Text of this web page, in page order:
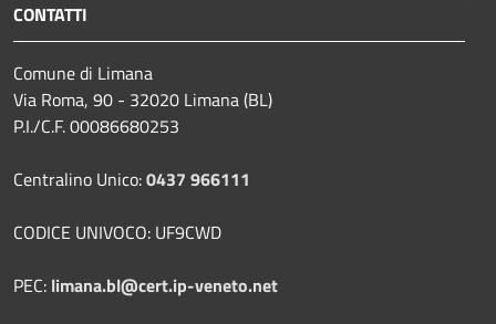
CONTATTI
Comune di Limana
Via Roma, 90 - 32020 Limana (BL)
P.I./C.F. 00086680253
Centralino Unico:0437 966111
CODICE UNIVOCO: UF9CWD
PEC: limana.bl@cert.ip-veneto.net